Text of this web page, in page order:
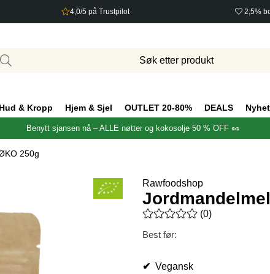
4,0/5 på Trustpilot 2,5%
Hud & Kropp Hjem & Sjel OUTLET 20-80% DEALS
Benytt sjansen nå – ALLE nøtter og kokosolje 50 % OFF 🥜
250g
Rawfoodshop
Gjennomsnittlig rangering 0
(0)
Best før:
✔ Vegansk